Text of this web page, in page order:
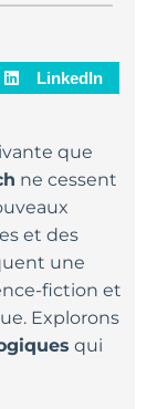
LinkedIn
que
ne cessent
et des
une
fiction et
Explorons
qui